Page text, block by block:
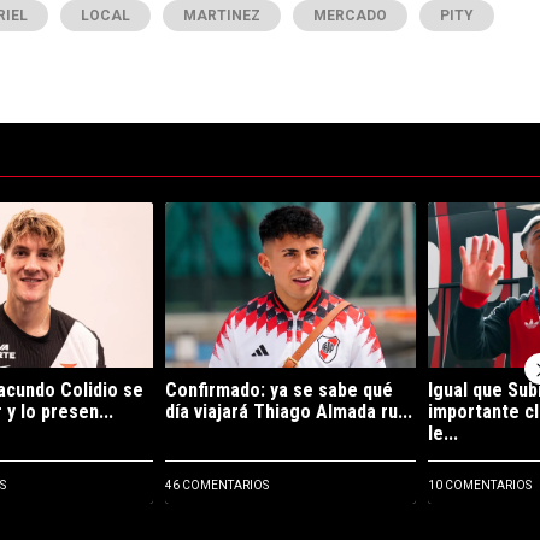
LOCAL MARTINEZ MERCADO PITY
tendencia con el título "Es oficial: Facundo Colidio se fue de River y
Colidio se
y lo presen...
Un artículo de tendencia con el título
Confirmado: ya se sabe qué
día viajará Thiago Almada ru...
46 COMENTARIOS
Un artículo
Igual que
importante
le...
10 COMENTARIOS